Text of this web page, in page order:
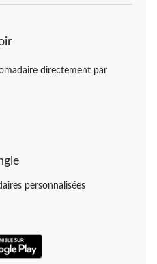
directement par
personnalisées